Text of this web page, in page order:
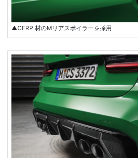
▲CFRP 材のMリアスポイラーを採用